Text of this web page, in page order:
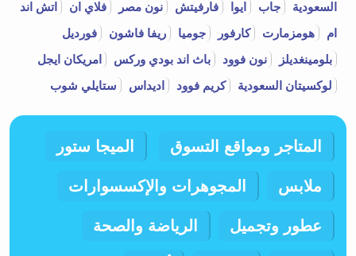
السعودية
جاب ايوا فارفيتش نون مصر فلاي ان
اتش اند
ام
هومزمارت كارفور جوميا ريفا فاشون
فورديل
بلومينغديلز
نون فوود باث اند بودي وركس
امريكان ايجل
لوكسيتان السعودية
كريم فوود اديداس ستايلي شوب
المتاجر ومواقع التسوق الميجا ستور
ملابس المجوهرات والإكسسوارات
عطور وتجميل الرياضة والصحة